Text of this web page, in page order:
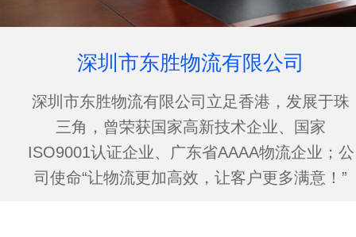
深圳市东胜物流有限公司
深圳市东胜物流有限公司立足香港，发展于珠
三角，曾荣获国家高新技术企业、国家
ISO9001认证企业、广东省AAAA物流企业；公
司使命“让物流更加高效，让客户更多满意！”